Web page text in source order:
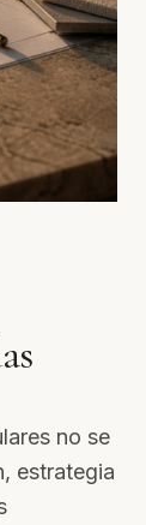
no se
estrategia